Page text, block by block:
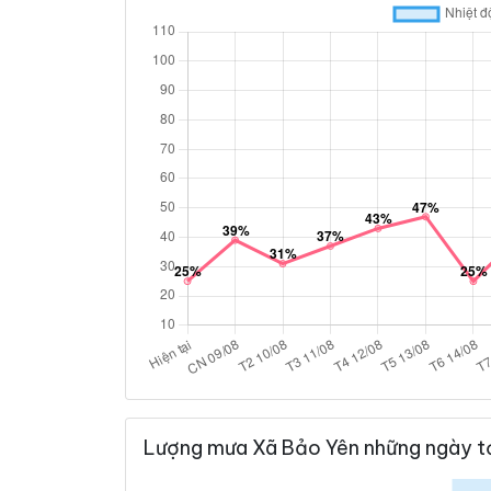
Lượng mưa Xã Bảo Yên những ngày